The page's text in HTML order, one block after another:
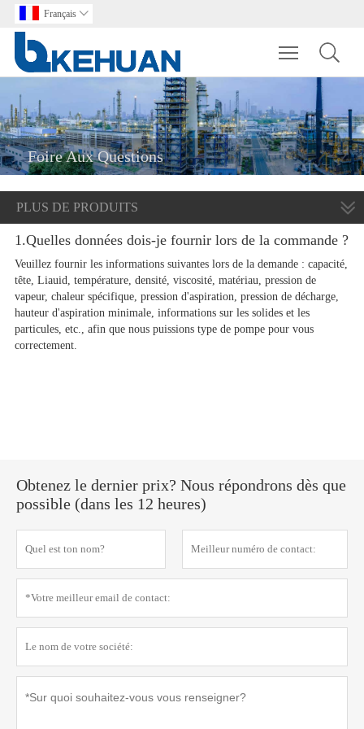
Français 
Toggle
Foire Aux Questions
PLUS DE PRODUITS
1.Quelles données dois-je fournir lors de la commande ?
Veuillez fournir les informations suivantes lors de la demande : capacité,
tête, Liauid, température, densité, viscosité, matériau, pression de
vapeur, chaleur spécifique, pression d'aspiration, pression de décharge,
hauteur d'aspiration minimale, informations sur les solides et les
particules, etc., afin que nous puissions type de pompe pour vous
correctement.
Obtenez le dernier prix? Nous répondrons dès que
possible (dans les 12 heures)